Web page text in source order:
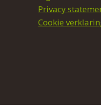
Privacy
Cookie